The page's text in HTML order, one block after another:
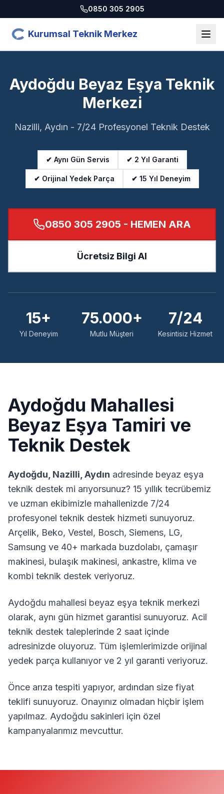
0850 305 2905
Kurumsal Teknik Merkez
Aydoğdu Beyaz Eşya Teknik
Merkezi
Nazilli, Aydın - 7/24 Profesyonel Teknik Destek
✔ Aynı Gün Servis ✔ 2 Yıl Garanti
✔ Orijinal Yedek Parça ✔ 15 Yıl Deneyim
0850 305 2905 - HEMEN ARA
Ücretsiz Bilgi Al
15+
Yıl Deneyim
75.000+
Mutlu Müşteri
7/24
Kesintisiz Hizmet
Aydoğdu Mahallesi
Beyaz Eşya Tamiri ve
Teknik Destek
Aydoğdu Nazilli Aydın adresinde beyaz eşya
teknik destek mi arıyorsunuz? 15 yıllık tecrübemiz
ve uzman ekibimizle mahallenizde 7/24
profesyonel teknik destek hizmeti sunuyoruz.
Arçelik, Beko, Vestel, Bosch, Siemens, LG,
Samsung ve 40+ markada buzdolabı, çamaşır
makinesi, bulaşık makinesi, ankastre, klima ve
kombi teknik destek veriyoruz.
Aydoğdu mahallesi beyaz eşya teknik merkezi
olarak, aynı gün hizmet garantisi sunuyoruz. Acil
teknik destek taleplerinde 2 saat içinde
adresinizde oluyoruz. Tüm işlemlerimizde orijinal
yedek parça kullanıyor ve 2 yıl garanti veriyoruz.
Önce arıza tespiti yapıyor, ardından size fiyat
teklifi sunuyoruz. Onayınız olmadan hiçbir işlem
yapılmaz. Aydoğdu sakinleri için özel
kampanyalarımız mevcuttur.